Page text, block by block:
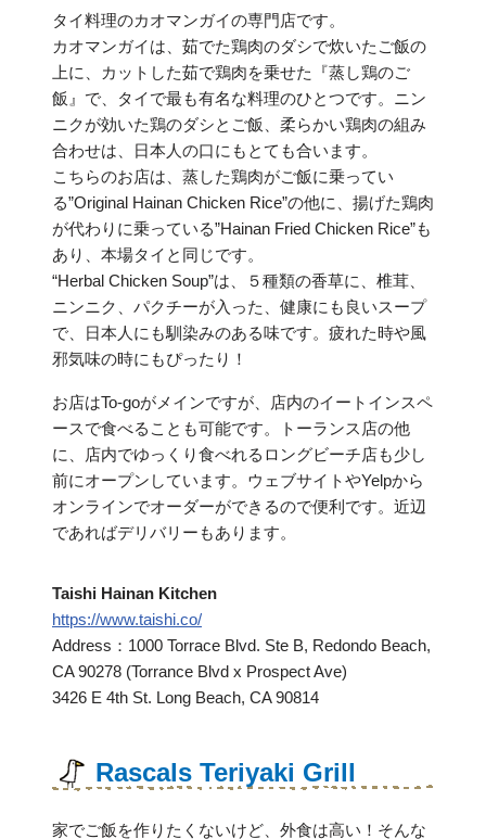
タイ料理のカオマンガイの専門店です。
カオマンガイは、茹でた鶏肉のダシで炊いたご飯の
上に、カットした茹で鶏肉を乗せた『蒸し鶏のご
飯』で、タイで最も有名な料理のひとつです。ニン
ニクが効いた鶏のダシとご飯、柔らかい鶏肉の組み
合わせは、日本人の口にもとても合います。
こちらのお店は、蒸した鶏肉がご飯に乗ってい
る”Original Hainan Chicken Rice”の他に、揚げた鶏肉
が代わりに乗っている”Hainan Fried Chicken Rice”も
あり、本場タイと同じです。
“Herbal Chicken Soup”は、５種類の香草に、椎茸、
ニンニク、パクチーが入った、健康にも良いスープ
で、日本人にも馴染みのある味です。疲れた時や風
邪気味の時にもぴったり！
お店はTo-goがメインですが、店内のイートインスペ
ースで食べることも可能です。トーランス店の他
に、店内でゆっくり食べれるロングビーチ店も少し
前にオープンしています。ウェブサイトやYelpから
オンラインでオーダーができるので便利です。近辺
であればデリバリーもあります。
Taishi Hainan Kitchen
https://www.taishi.co/
Address：1000 Torrace Blvd. Ste B, Redondo Beach,
CA 90278 (Torrance Blvd x Prospect Ave)
3426 E 4th St. Long Beach, CA 90814
Rascals Teriyaki Grill
家でご飯を作りたくないけど、外食は高い！そんな